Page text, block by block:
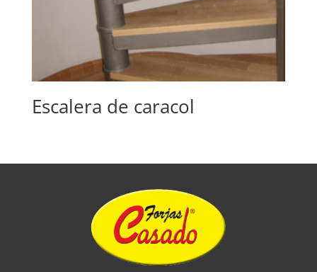
Escalera de caracol